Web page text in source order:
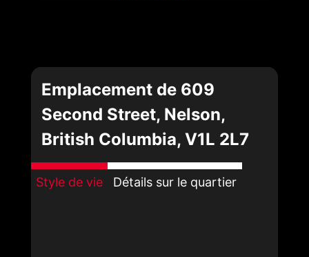
Emplacement de 609
Second Street, Nelson,
British Columbia, V1L 2L7
Style de vie Détails sur le quartier